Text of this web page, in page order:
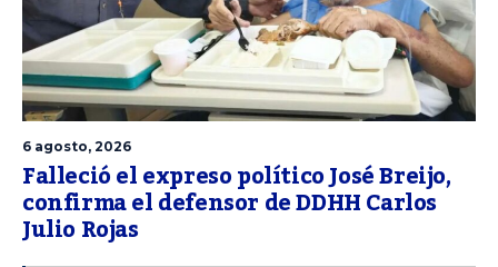
6 agosto, 2026
Falleció el expreso político José Breijo,
confirma el defensor de DDHH Carlos
Julio Rojas